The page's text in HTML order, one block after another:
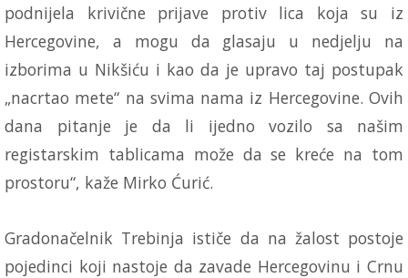
podnijela krivične prijave protiv lica koja su iz
Hercegovine, a mogu da glasaju u nedjelju na
izborima u Nikšiću i kao da je upravo taj postupak
„nacrtao mete“ na svima nama iz Hercegovine. Ovih
dana pitanje je da li ijedno vozilo sa našim
registarskim tablicama može da se kreće na tom
prostoru“, kaže Mirko Ćurić.
Gradonačelnik Trebinja ističe da na žalost postoje
pojedinci koji nastoje da zavade Hercegovinu i Crnu